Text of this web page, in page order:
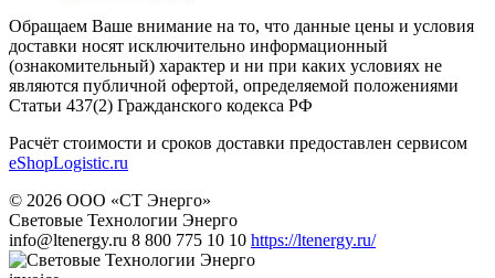
Обращаем Ваше внимание на то, что данные цены и условия
доставки носят исключительно информационный
(ознакомительный) характер и ни при каких условиях не
являются публичной офертой, определяемой положениями
Статьи 437(2) Гражданского кодекса РФ
Расчёт стоимости и сроков доставки предоставлен сервисом
eShopLogistic.ru
© 2026 ООО «СТ Энерго»
Световые Технологии Энерго
info@ltenergy.ru 8 800 775 10 10 https://ltenergy.ru/